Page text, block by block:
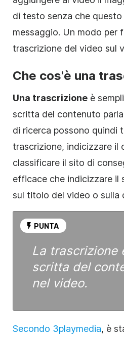
di testo senza che
messaggio. Un modo per
trascrizione del video sul
Che cos'è una
Una trascrizione è
scritta del contenuto
di ricerca possono quindi
trascrizione, indicizzare il
classificare il sito di
efficace che indicizzare il
sul titolo del video o sulla
PUNTA
La trascrizione
scritta del
nel video.
Secondo 3playmedia, è